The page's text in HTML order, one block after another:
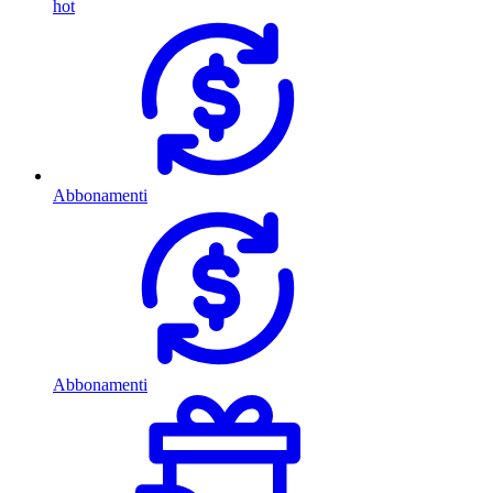
hot
Abbonamenti
Abbonamenti